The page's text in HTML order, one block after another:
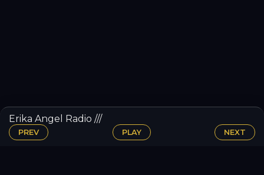
Erika Angel Radio ///
PREV PLAY NEXT